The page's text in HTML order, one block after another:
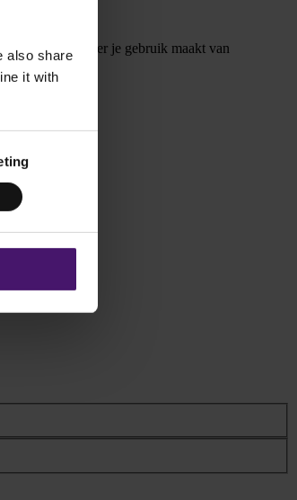
also share
it with
Wanneer je gebruik maakt van